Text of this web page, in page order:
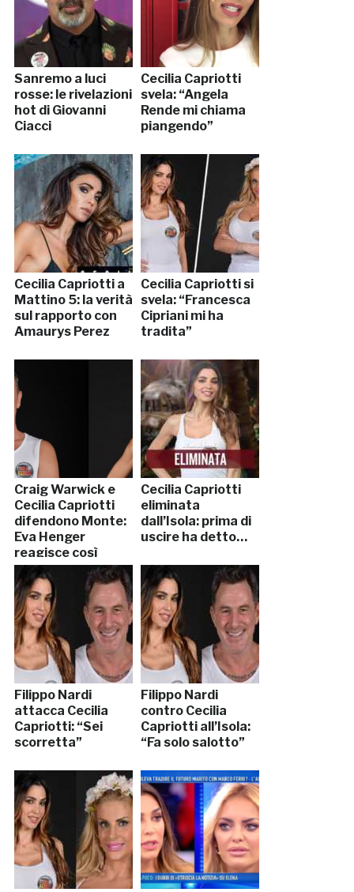
Sanremo a luci
rosse: le rivelazioni
hot di Giovanni
Ciacci
Cecilia Capriotti
svela: “Angela
Rende mi chiama
piangendo”
Cecilia Capriotti a
Mattino 5: la verità
sul rapporto con
Amaurys Perez
Cecilia Capriotti si
svela: “Francesca
Cipriani mi ha
tradita”
Craig Warwick e
Cecilia Capriotti
difendono Monte:
Eva Henger
reagisce così
Cecilia Capriotti
eliminata
dall’Isola: prima di
uscire ha detto…
Filippo Nardi
attacca Cecilia
Capriotti: “Sei
scorretta”
Filippo Nardi
contro Cecilia
Capriotti all’Isola:
“Fa solo salotto”